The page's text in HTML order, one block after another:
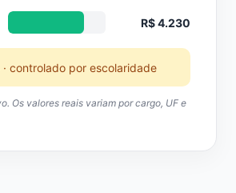
R$ 4.230
· controlado por escolaridade
Os valores reais variam por cargo, UF e